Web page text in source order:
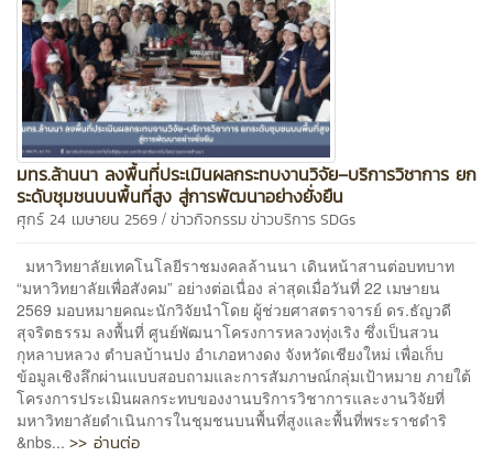
มทร.ล้านนา ลงพื้นที่ประเมินผลกระทบงานวิจัย–บริการวิชาการ ยก
ระดับชุมชนบนพื้นที่สูง สู่การพัฒนาอย่างยั่งยืน
ศุกร์ 24 เมษายน 2569 / ข่าวกิจกรรมข่าวบริการSDGs
มหาวิทยาลัยเทคโนโลยีราชมงคลล้านนา เดินหน้าสานต่อบทบาท
“มหาวิทยาลัยเพื่อสังคม” อย่างต่อเนื่อง ล่าสุดเมื่อวันที่ 22 เมษายน
2569 มอบหมายคณะนักวิจัยนำโดย ผู้ช่วยศาสตราจารย์ ดร.ธัญวดี
สุจริตธรรม ลงพื้นที่ ศูนย์พัฒนาโครงการหลวงทุ่งเริง ซึ่งเป็นสวน
กุหลาบหลวง ตำบลบ้านปง อำเภอหางดง จังหวัดเชียงใหม่ เพื่อเก็บ
ข้อมูลเชิงลึกผ่านแบบสอบถามและการสัมภาษณ์กลุ่มเป้าหมาย ภายใต้
โครงการประเมินผลกระทบของงานบริการวิชาการและงานวิจัยที่
มหาวิทยาลัยดำเนินการในชุมชนบนพื้นที่สูงและพื้นที่พระราชดำริ
&nbs... >> อ่านต่อ